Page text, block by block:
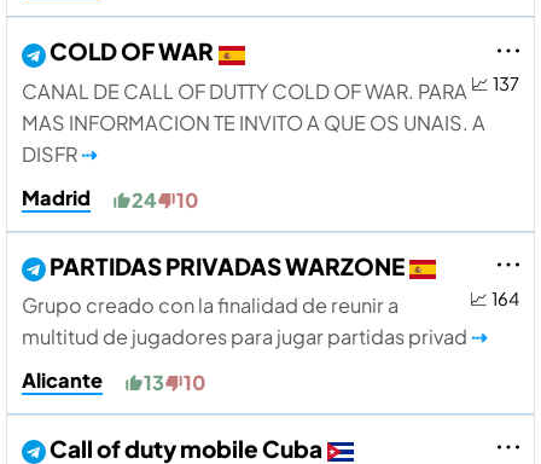
📈 137
COLD OF WAR
CANAL DE CALL OF DUTTY COLD OF WAR. PARA
MAS INFORMACION TE INVITO A QUE OS UNAIS. A
DISFR⇢
Madrid
24 10
📈 164
PARTIDAS PRIVADAS WARZONE
Grupo creado con la finalidad de reunir a
multitud de jugadores para jugar partidas privad ⇢
Alicante
13 10
Call of duty mobile Cuba